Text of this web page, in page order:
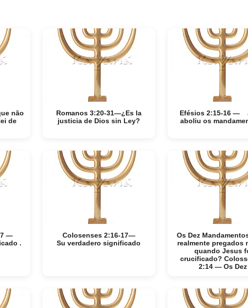
não
de
Romanos 3:20-31—¿Es la
justicia de Dios sin Ley?
Efésios 2:15-16 —
aboliu os
—
.
Colosenses 2:16-17—
Su verdadero significado
Os Dez
realmente pregados
quando Jesus
crucificado?
2:14 — Os Dez